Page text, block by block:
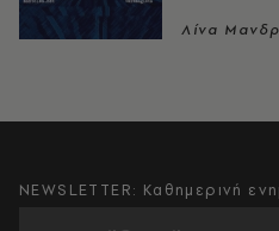
Λίνα
NEWSLETTER: Καθημερινή